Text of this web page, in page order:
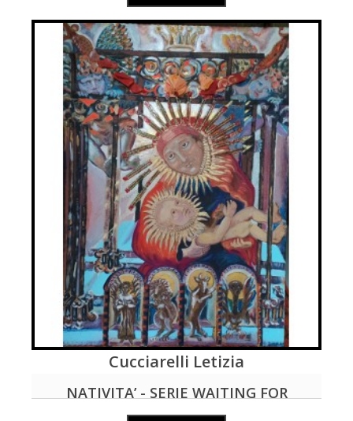
LEGGI DI PIÚ
Cucciarelli Letizia
NATIVITA’ - SERIE WAITING FOR